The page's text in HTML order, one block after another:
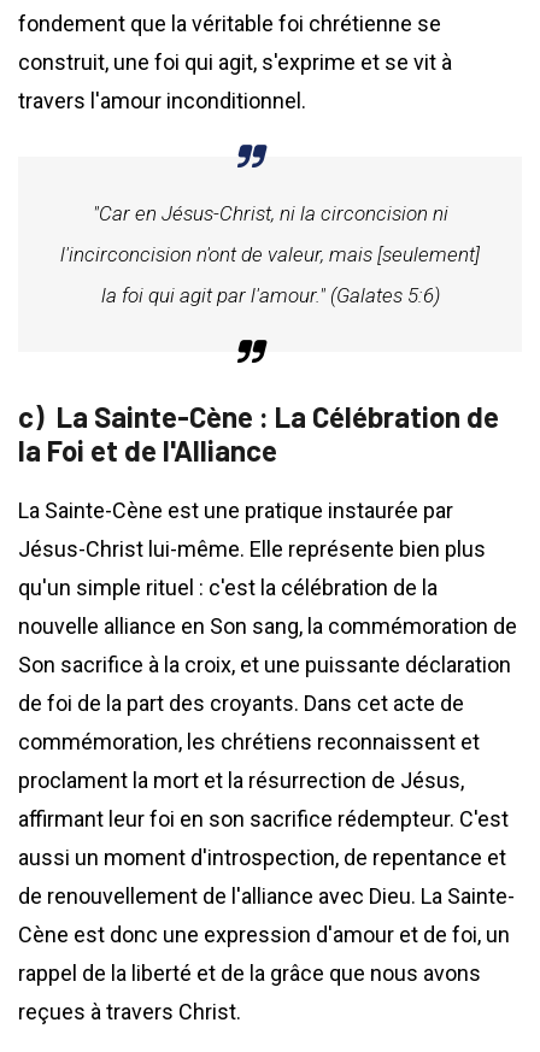
fondement que la véritable foi chrétienne se
construit, une foi qui agit, s'exprime et se vit à
travers l'amour inconditionnel.
"Car en Jésus-Christ, ni la circoncision ni
l'incirconcision n'ont de valeur, mais [seulement]
la foi qui agit par l'amour." (Galates 5:6)
La Sainte-Cène : La Célébration de
la Foi et de l'Alliance
La Sainte-Cène est une pratique instaurée par
Jésus-Christ lui-même. Elle représente bien plus
qu'un simple rituel : c'est la célébration de la
nouvelle alliance en Son sang, la commémoration de
Son sacrifice à la croix, et une puissante déclaration
de foi de la part des croyants. Dans cet acte de
commémoration, les chrétiens reconnaissent et
proclament la mort et la résurrection de Jésus,
affirmant leur foi en son sacrifice rédempteur. C'est
aussi un moment d'introspection, de repentance et
de renouvellement de l'alliance avec Dieu. La Sainte-
Cène est donc une expression d'amour et de foi, un
rappel de la liberté et de la grâce que nous avons
reçues à travers Christ.